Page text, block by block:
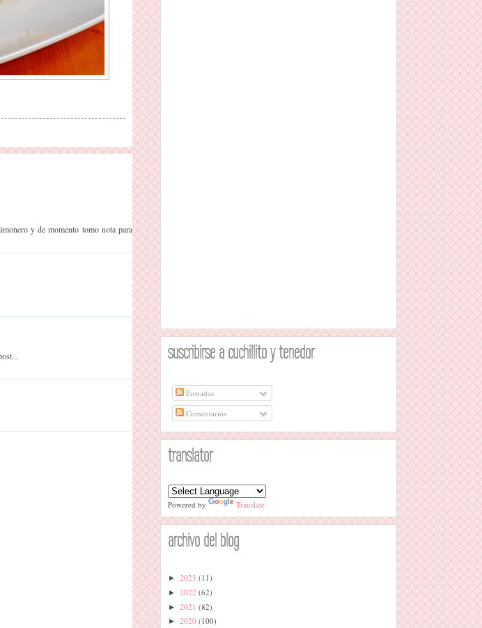
y de momento tomo nota para
suscribirse a cuchillito y tenedor
Entradas
Comentarios
translator
Powered by Translate
archivo del blog
► 2023 (11)
► 2022 (62)
► 2021 (82)
► 2020 (100)